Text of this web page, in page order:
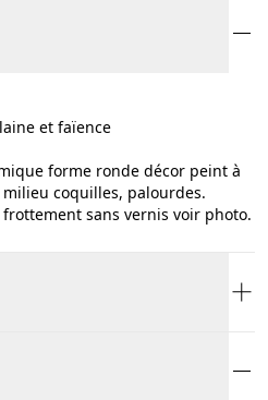
et faïence
forme ronde décor peint à
coquilles, palourdes.
sans vernis voir photo.